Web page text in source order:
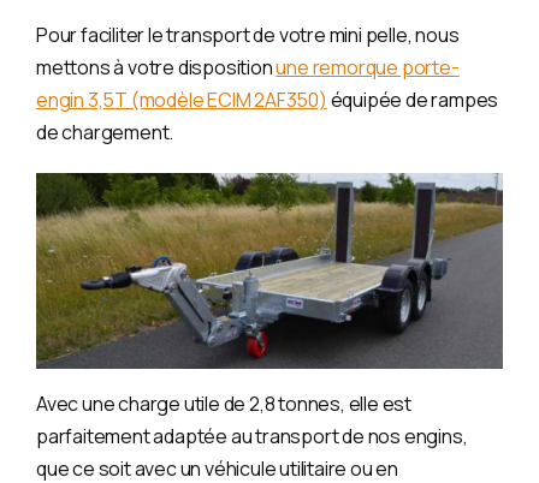
Pour faciliter le transport de votre mini pelle, nous
mettons à votre dispositionune remorque porte-
engin 3,5T (modèle ECIM 2AF350) équipée de rampes
de chargement.
Avec une charge utile de 2,8 tonnes, elle est
parfaitement adaptée au transport de nos engins,
que ce soit avec un véhicule utilitaire ou en